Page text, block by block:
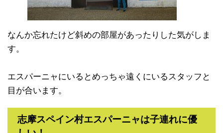
なんか忘れたけど斜めの部屋があったりした気がしま
す。
エスパーニャにいるとめっちゃ遠くにいるスタッフと
目が合います。
志摩スペイン村エスパーニャは子連れに優